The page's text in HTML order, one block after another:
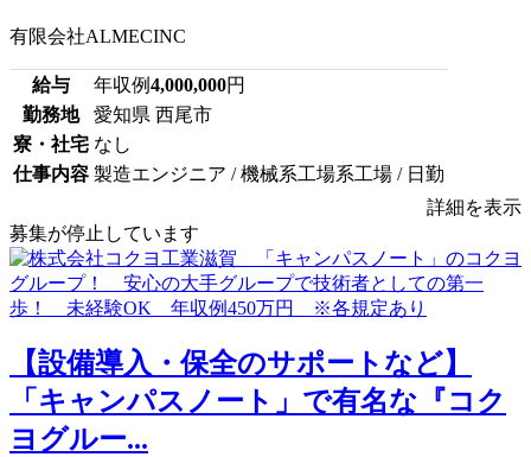
有限会社ALMECINC
給与 年収例4,000,000円
勤務地
愛知県 西尾市
寮・社宅 なし
仕事内容 製造エンジニア / 機械系工場系工場 / 日勤
詳細を表示
募集が停止しています
【設備導入・保全のサポートなど】
「キャンパスノート」で有名な『コク
ヨグルー...